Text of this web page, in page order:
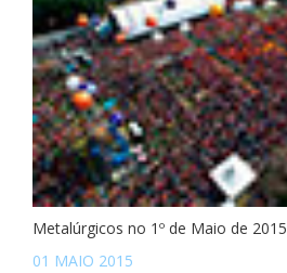
Metalúrgicos no 1º de Maio de 2015
01 MAIO 2015